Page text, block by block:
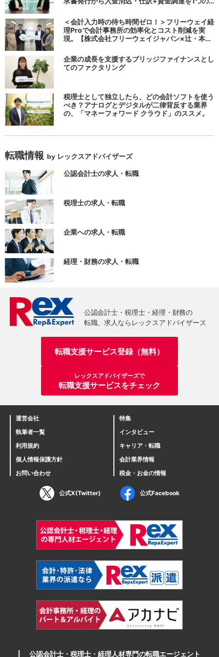
＜会計入力時の待ち時間ゼロ！＞フリーウェイ経
理Proで会計事務所の効率化とコスト削減を実
現。【株式会社フリーウェイジャパン×辻・本郷
企業の成長を支援するブリッジファイナンスとし
てのファクタリング
税理士として独立したら、どの会計ソフトを使う
べき？アナログとデジタルが二律背反する業界
の、「マネーフォワード クラウド」のススメ。
転職情報 by レックスアドバイザーズ
公認会計士の求人・転職
税理士の求人・転職
企業への求人・転職
経理・財務の求人・転職
転職支援サービス登録（無料）
レックスアドバイザーズで
転職支援サービスをチェック
運営会社
執筆者一覧
利用規約
個人情報保護方針
お問い合わせ
特集
インタビュー
キャリア・転職
会計業界情報
税金・お金の情報
公式X(Twitter) 公式Facebook
公認会計士・税理士・経理人材専門の転職エージェント